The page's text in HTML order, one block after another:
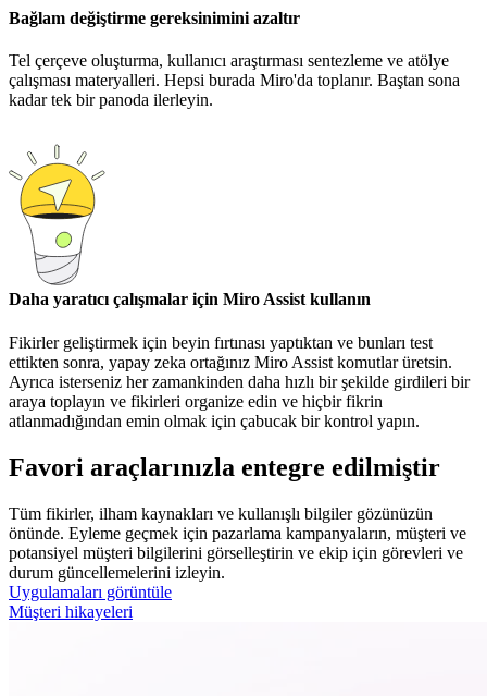
Bağlam değiştirme gereksinimini azaltır
Tel çerçeve oluşturma, kullanıcı araştırması sentezleme ve atölye
çalışması materyalleri. Hepsi burada Miro'da toplanır. Baştan sona
kadar tek bir panoda ilerleyin.
Daha yaratıcı çalışmalar için Miro Assist kullanın
Fikirler geliştirmek için beyin fırtınası yaptıktan ve bunları test
ettikten sonra, yapay zeka ortağınız Miro Assist komutlar üretsin.
Ayrıca isterseniz her zamankinden daha hızlı bir şekilde girdileri bir
araya toplayın ve fikirleri organize edin ve hiçbir fikrin
atlanmadığından emin olmak için çabucak bir kontrol yapın.
Favori araçlarınızla entegre edilmiştir
Tüm fikirler, ilham kaynakları ve kullanışlı bilgiler gözünüzün
önünde. Eyleme geçmek için pazarlama kampanyaların, müşteri ve
potansiyel müşteri bilgilerini görselleştirin ve ekip için görevleri ve
durum güncellemelerini izleyin.
Uygulamaları görüntüle
Müşteri hikayeleri